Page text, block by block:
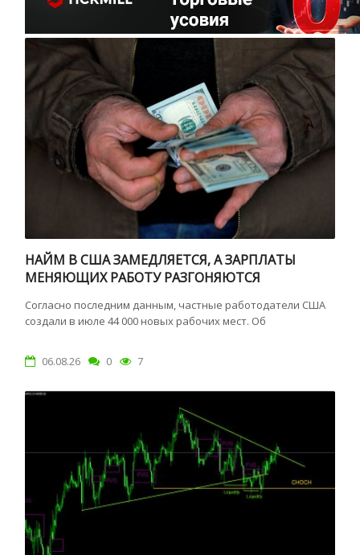
НАЙМ В США ЗАМЕДЛЯЕТСЯ, А ЗАРПЛАТЫ
МЕНЯЮЩИХ РАБОТУ РАЗГОНЯЮТСЯ
Согласно последним данным, частные работодатели США
создали в июле 44 000 новых рабочих мест. Об
06.08.26 0 7